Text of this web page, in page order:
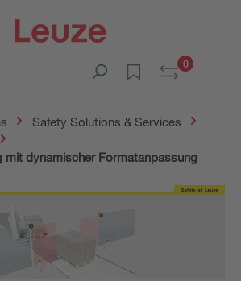
0
Safety Solutions & Services
mit dynamischer Formatanpassung